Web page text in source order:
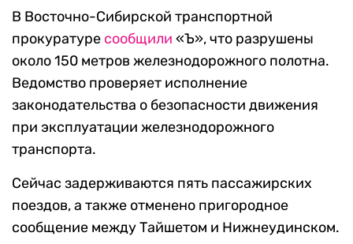
В Восточно-Сибирской транспортной
прокуратуре сообщили «Ъ», что разрушены
около 150 метров железнодорожного полотна.
Ведомство проверяет исполнение
законодательства о безопасности движения
при эксплуатации железнодорожного
транспорта.
Сейчас задерживаются пять пассажирских
поездов, а также отменено пригородное
сообщение между Тайшетом и Нижнеудинском.